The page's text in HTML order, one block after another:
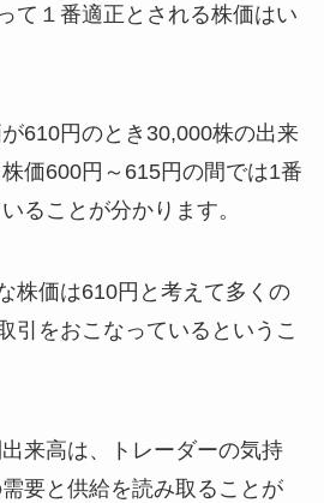
て１番適正とされる株価はい
610円のとき30,000株の出来
価600円～615円の間では1番
ることが分かります。
株価は610円と考えて多くの
引をおこなっているというこ
来高は、トレーダーの気持
要と供給を読み取ることが